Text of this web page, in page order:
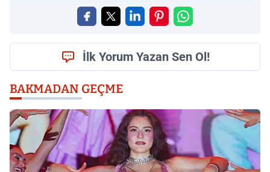
İlk Yorum Yazan Sen Ol!
BAKMADAN GEÇME